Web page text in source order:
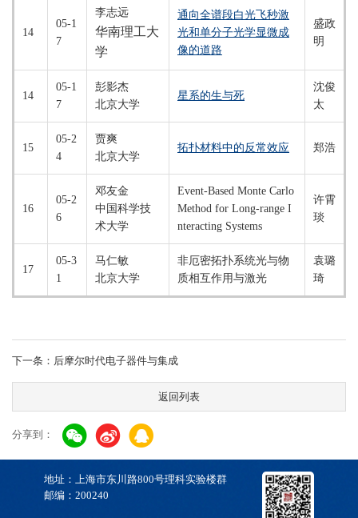
14
05-1
7
李志远
华南理工大
学
通向全谱段白光飞秒激
光和单分子光学显微成
像的道路
盛政
明
14
05-1
7
彭影杰
北京大学
星系的生与死
沈俊
太
15
05-2
4
贾爽
北京大学
拓扑材料中的反常效应 郑浩
16
05-2
6
邓友金
中国科学技
术大学
Event-Based Monte Carlo
Method for Long-range I
nteracting Systems
许霄
琰
17
05-3
1
马仁敏
北京大学
非厄密拓扑系统光与物
质相互作用与激光
袁璐
琦
下一条：后摩尔时代电子器件与集成
返回列表
分享到：
地址：上海市东川路800号理科实验楼群
邮编：200240